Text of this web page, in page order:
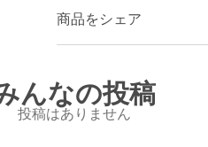
商品をシェア
んなの投稿
投稿はありません